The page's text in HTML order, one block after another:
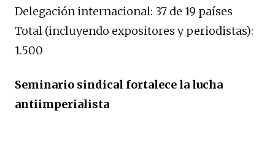
Delegación internacional: 37 de 19 países
Total (incluyendo expositores y periodistas):
1.500
Seminario sindical fortalece la lucha
antiimperialista